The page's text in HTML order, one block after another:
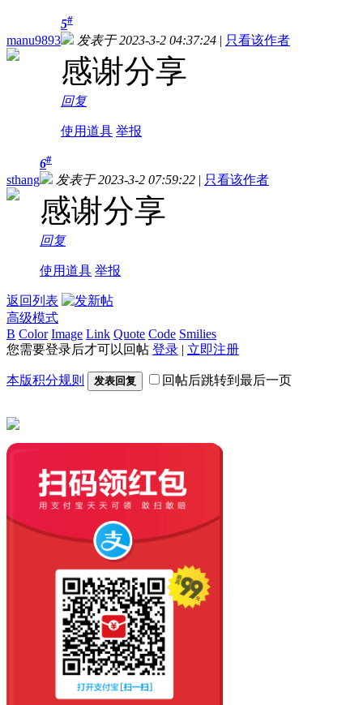
manu9893
5#
发表于 2023-3-2 04:37:24 | 只看该作者
感谢分享
回复
使用道具 举报
sthang
6#
发表于 2023-3-2 07:59:22 | 只看该作者
感谢分享
回复
使用道具 举报
返回列表
高级模式
B Color Image Link Quote Code Smilies
您需要登录后才可以回帖 登录 | 立即注册
本版积分规则 发表回复 回帖后跳转到最后一页